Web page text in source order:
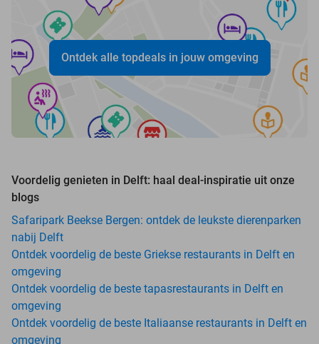
Ontdek alle topdeals in jouw omgeving
Voordelig genieten in Delft: haal deal-inspiratie uit onze
blogs
Safaripark Beekse Bergen: ontdek de leukste dierenparken
nabij Delft
Ontdek voordelig de beste Griekse restaurants in Delft en
omgeving
Ontdek voordelig de beste tapasrestaurants in Delft en
omgeving
Ontdek voordelig de beste Italiaanse restaurants in Delft en
omgeving